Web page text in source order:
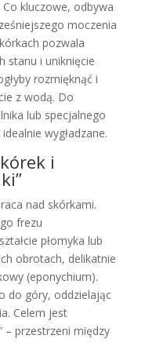
Co kluczowe, odbywa
moczenia
pozwala
stanu i uniknięcie
rozmięknąć i
z wodą. Do
lub specjalnego
wygładzane.
i
nad skórkami.
frezu
płomyka lub
obrotach, delikatnie
(eponychium).
do góry, oddzielając
Celem jest
– przestrzeni między